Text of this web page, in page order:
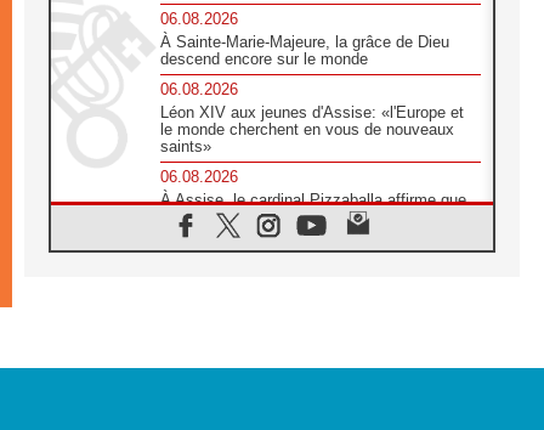
06.08.2026
À Sainte-Marie-Majeure, la grâce de Dieu
descend encore sur le monde
06.08.2026
Léon XIV aux jeunes d'Assise: «l'Europe et
le monde cherchent en vous de nouveaux
saints»
06.08.2026
À Assise, le cardinal Pizzaballa affirme que
«les chrétiens veulent la paix»
06.08.2026